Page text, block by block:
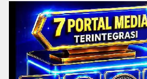
Video
Player